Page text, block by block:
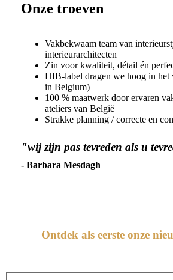
Onze troeven
Vakbekwaam team van
interieurarchitecten
Zin voor kwaliteit, détail én
HIB-label dragen we hoog in het
in Belgium)
100 % maatwerk door ervaren
ateliers van België
Strakke planning / correcte en
"wij zijn pas tevreden als u
- Barbara Mesdagh
Ontdek als eerste onze